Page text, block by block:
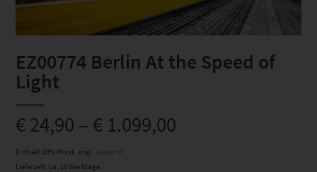
EZ00774 Berlin At the Speed of
Light
€24,90 – € 1.099,00
Enthält 19% Mwst. zzgl. Versand
Lieferzeit: ca. 10 Werktage